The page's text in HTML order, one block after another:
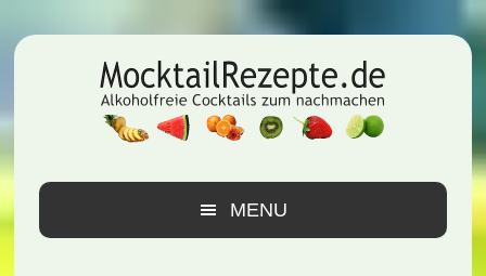
Hauptnavigation
Inhalt
Seitenspalte
MENU